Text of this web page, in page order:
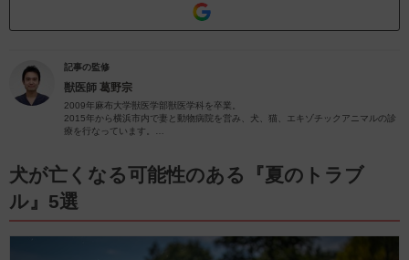
記事の監修
獣医師 葛野宗
2009年麻布大学獣医学部獣医学科を卒業。
2015年から横浜市内で妻と動物病院を営み、犬、猫、エキゾチックアニマルの診
療を行なっています。
内科(循環器、内分泌など)、歯科、産科に力を入れています。
犬が亡くなる可能性のある『夏のトラブ
ル』5選